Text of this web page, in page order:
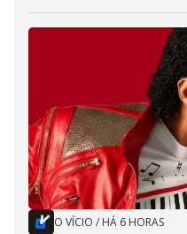
O VÍCIO / HÁ 6 HORAS